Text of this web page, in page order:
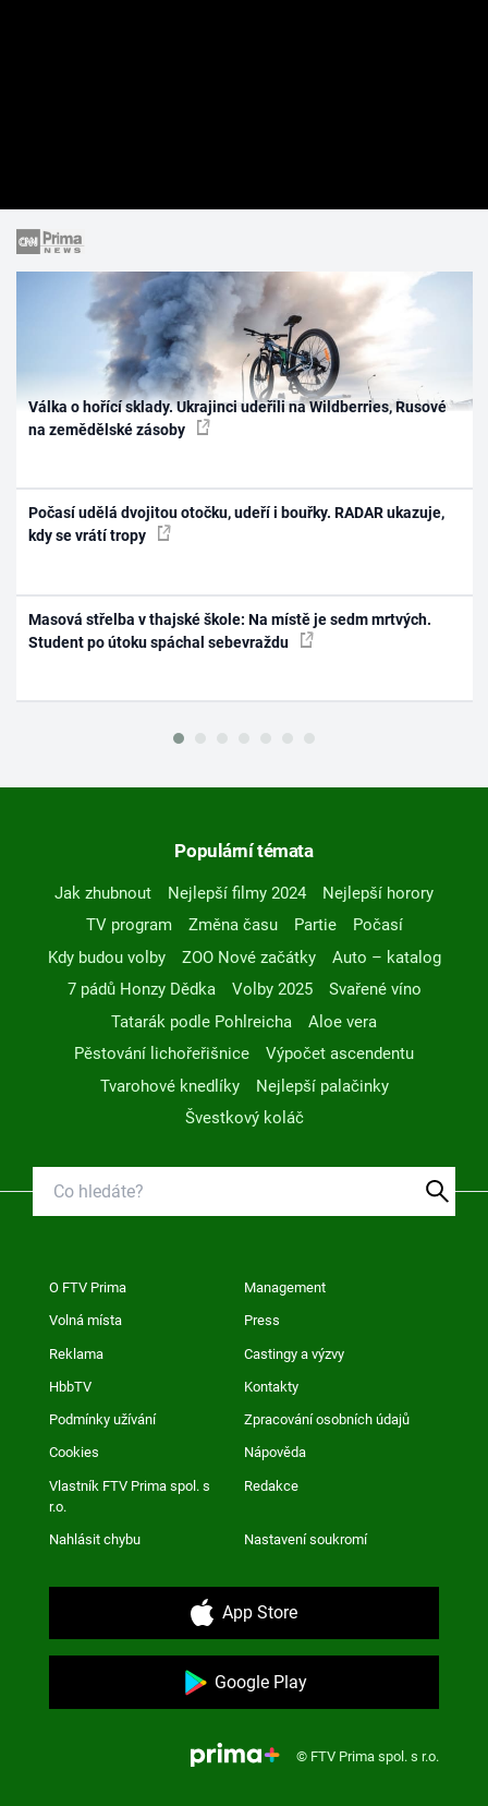
Válka o hořící sklady. Ukrajinci udeřili na Wildberries, Rusové
na zemědělské zásoby
Počasí udělá dvojitou otočku, udeří i bouřky. RADAR ukazuje,
kdy se vrátí tropy
Masová střelba v thajské škole: Na místě je sedm mrtvých.
Student po útoku spáchal sebevraždu
Populární témata
Jak zhubnout Nejlepší filmy 2024
Nejlepší horory
TV program
Změna času Partie
Počasí
Kdy budou volby
ZOO Nové začátky
Auto – katalog
7 pádů Honzy Dědka
Volby 2025
Svařené víno
Tatarák podle Pohlreicha
Aloe vera
Pěstování lichořeřišnice
Výpočet ascendentu
Tvarohové knedlíky
Nejlepší palačinky
Švestkový koláč
O FTV Prima Management
Volná místa Press
Reklama Castingy a výzvy
HbbTV Kontakty
Podmínky užívání Zpracování osobních údajů
Cookies Nápověda
Vlastník FTV Prima spol. s
r.o.
Redakce
Nahlásit chybu Nastavení soukromí
App Store
Google Play
© FTV Prima spol. s r.o.